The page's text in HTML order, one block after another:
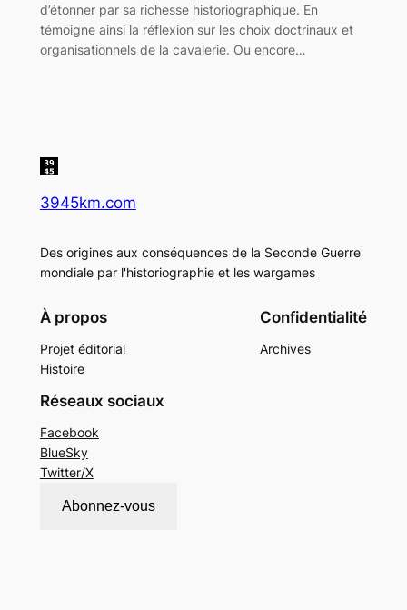
d’étonner par sa richesse historiographique. En
témoigne ainsi la réflexion sur les choix doctrinaux et
organisationnels de la cavalerie. Ou encore…
3945km.com
Des origines aux conséquences de la Seconde Guerre
mondiale par l'historiographie et les wargames
À propos
Projet éditorial
Histoire
Confidentialité
Archives
Réseaux sociaux
Facebook
BlueSky
Twitter/X
Abonnez-vous